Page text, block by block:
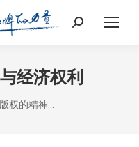
Search:
经济权利
版权的精神…